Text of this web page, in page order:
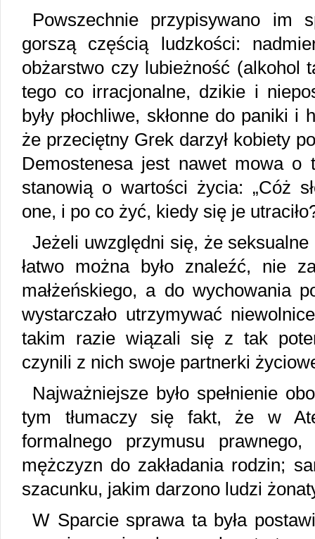
Powszechnie przypisywano im
gorszą częścią ludzkości:
obżarstwo czy lubieżność (alkohol
tego co irracjonalne, dzikie i
były płochliwe, skłonne do paniki
że przeciętny Grek darzył kobiety
Demostenesa jest nawet mowa o
stanowią o wartości życia: „Cóż
one, i po co żyć, kiedy się je
Jeżeli uwzględni się, że
łatwo można było znaleźć, nie
małżeńskiego, a do wychowania
wystarczało utrzymywać
takim razie wiązali się z tak
czynili z nich swoje partnerki
Najważniejsze było spełnienie
tym tłumaczy się fakt, że w
formalnego przymusu
mężczyzn do zakładania rodzin;
szacunku, jakim darzono ludzi
W Sparcie sprawa ta była